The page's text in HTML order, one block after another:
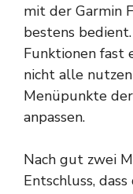
mit der Garmin
bestens
Funktionen fast
nicht alle
Menüpunkte
anpassen.
Nach gut zwei
Entschluss,